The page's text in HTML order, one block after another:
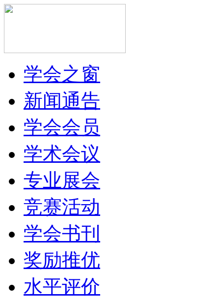
学会之窗
新闻通告
学会会员
学术会议
专业展会
竞赛活动
学会书刊
奖励推优
水平评价